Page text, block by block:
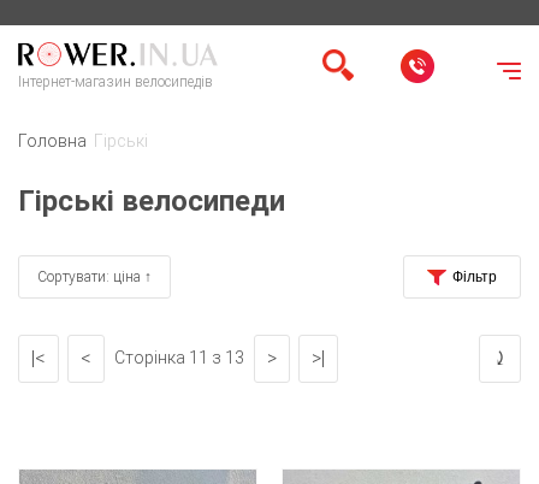
Інтернет-магазин велосипедів
Головна Гірські
Гірські велосипеди
Сортувати: ціна ↑
|< < Сторінка 11 з 13 > >| ⤸